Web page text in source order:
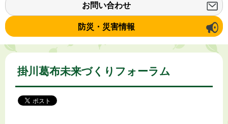
お問い合わせ
防災・災害情報
掛川葛布未来づくりフォーラム